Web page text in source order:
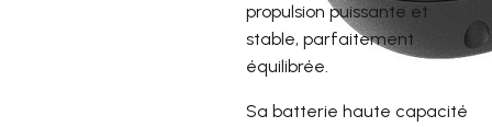
propulsion puissante et
stable, parfaitement
équilibrée.
Sa batterie haute capacité